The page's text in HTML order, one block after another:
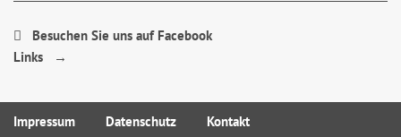
Besuchen Sie uns auf Facebook
Links →
Impressum Datenschutz Kontakt